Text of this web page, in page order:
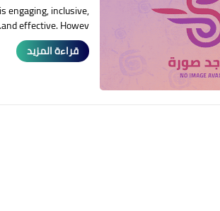
engaging, inclusive,
and effective. Howev…
قراءة المزيد